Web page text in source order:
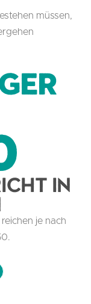
müssen,
in
je nach